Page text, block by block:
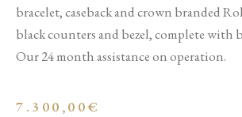
bracelet, caseback and crown branded
black counters and bezel, complete with
Our 24 month assistance on operation.
7.300,00€